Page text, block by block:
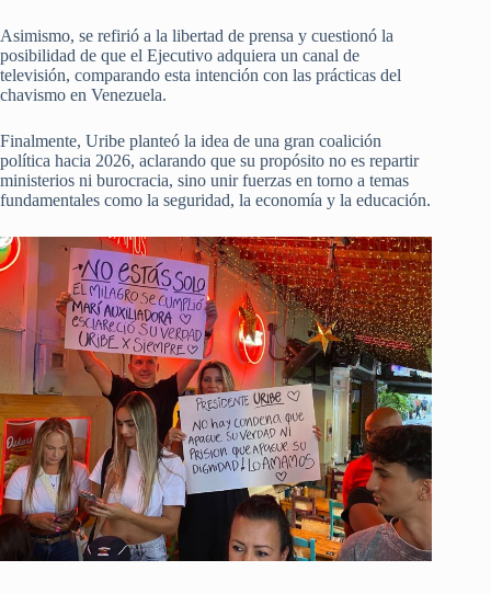
Asimismo, se refirió a la libertad de prensa y cuestionó la
posibilidad de que el Ejecutivo adquiera un canal de
televisión, comparando esta intención con las prácticas del
chavismo en Venezuela.
Finalmente, Uribe planteó la idea de una gran coalición
política hacia 2026, aclarando que su propósito no es repartir
ministerios ni burocracia, sino unir fuerzas en torno a temas
fundamentales como la seguridad, la economía y la educación.